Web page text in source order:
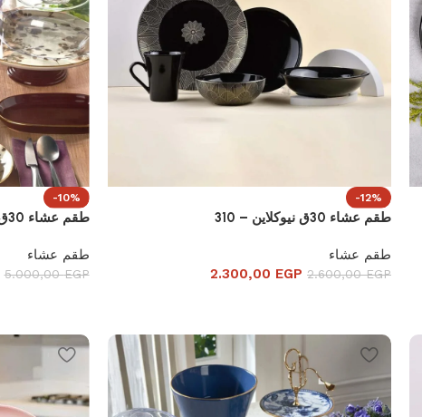
-12%
طقم عشاء 30ق نيوكلاين – 310
طقم عشاء
2.600,00EGP
2.300,00 EGP
-10%
طقم عشاء 30ق monza
طقم عشاء
5.000,00EGP